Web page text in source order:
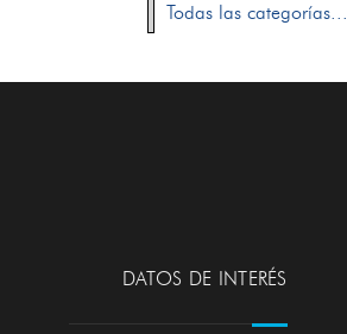
Todas las categorías...
DATOS DE INTERÉS